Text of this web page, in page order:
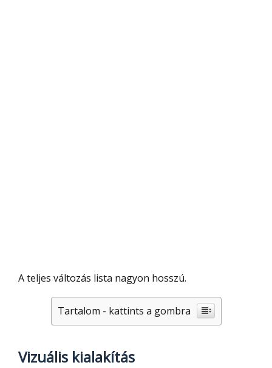
A teljes változás lista nagyon hosszú.
Tartalom - kattints a gombra
Vizuális kialakítás